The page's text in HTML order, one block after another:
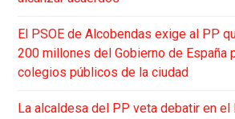
El PSOE de Alcobendas exige al PP
200 millones del Gobierno de España
colegios públicos de la ciudad
La alcaldesa del PP veta debatir en el